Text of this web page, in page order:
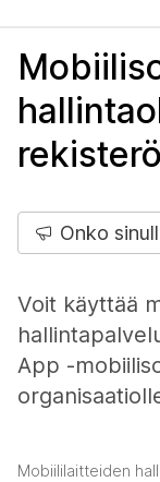
Onko
Voit käyttää
App -
Mobiililaitteiden